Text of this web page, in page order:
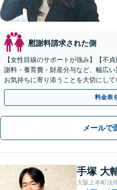
慰謝料請求された側
【女性目線のサポートが強み】【不
謝料・養育費・財産分与など、幅広
お気持ちに寄り添うことを大切にし
も、まずはご相談ください。有利な
料金表
メールで
手塚 大
大阪上本町法